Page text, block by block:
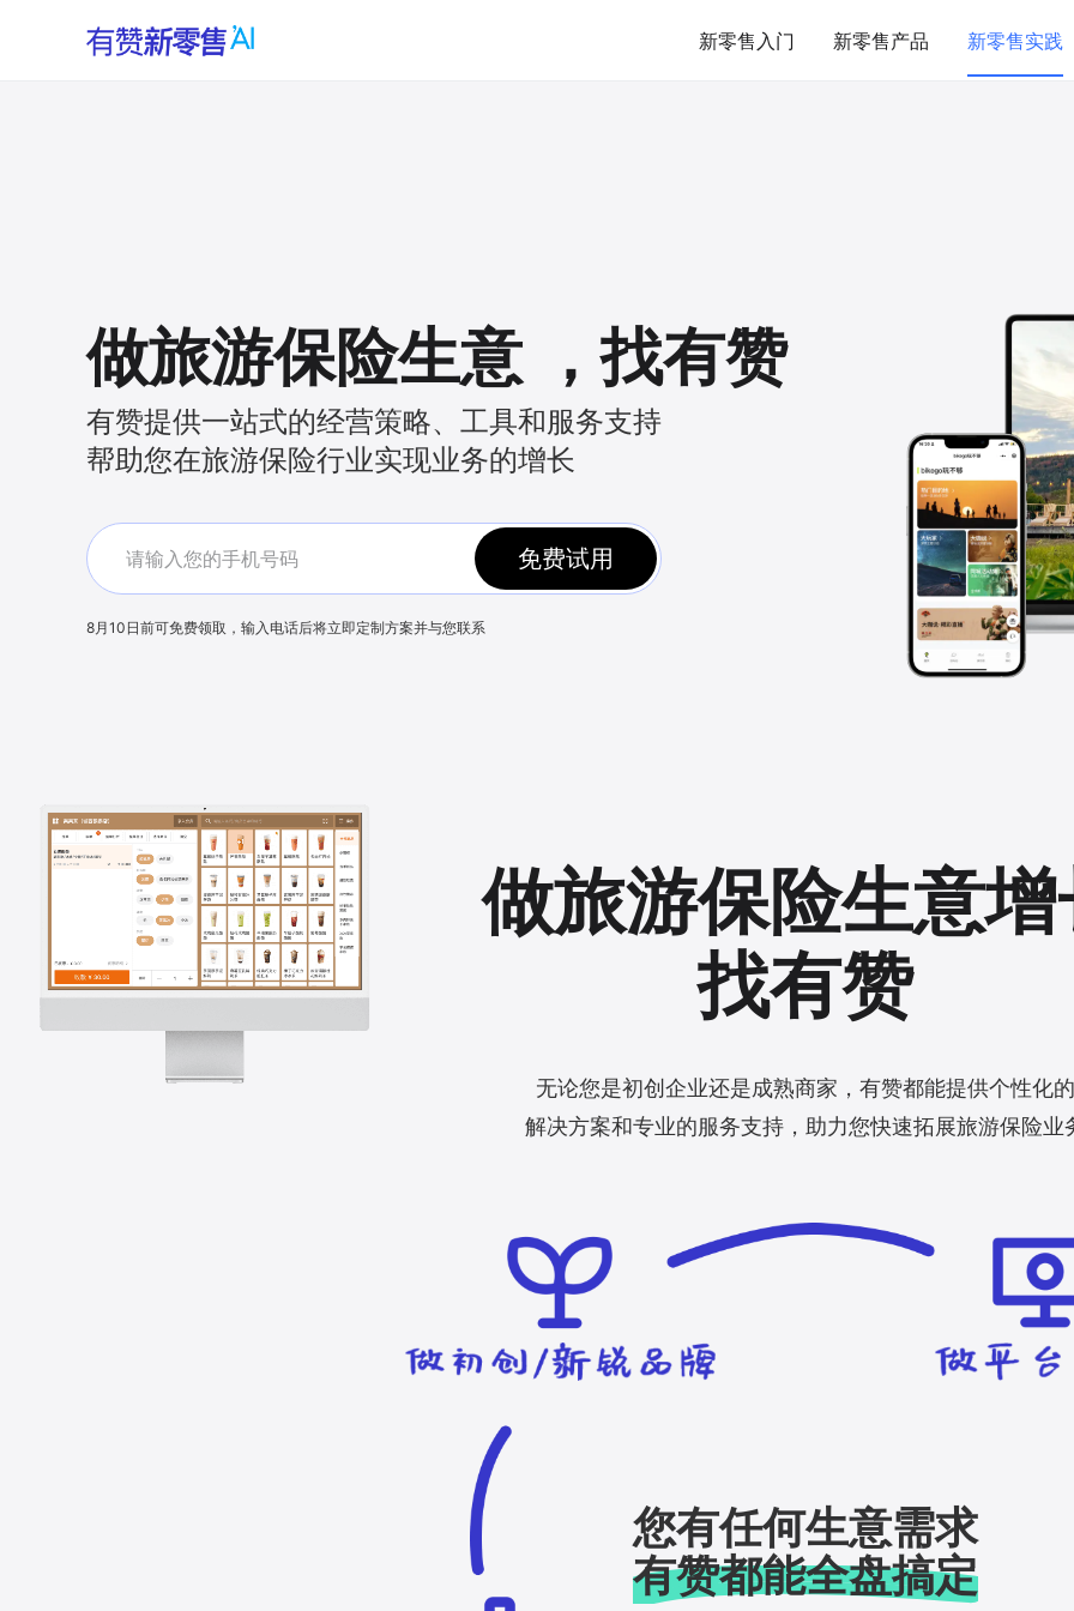
新零售入门 新零售产品 新零售实践
做旅游保险生意 ，找有赞
有赞提供一站式的经营策略、工具和服务支持
帮助您在旅游保险行业实现业务的增长
免费试用
8月10日前可免费领取，输入电话后将立即定制方案并与您联系
做旅游保险生意
找有赞
无论您是初创企业还是成熟商家，有赞都能提供个性化的
解决方案和专业的服务支持，助力您快速拓展旅游保险业
您有任何生意需求
有赞都能全盘搞定